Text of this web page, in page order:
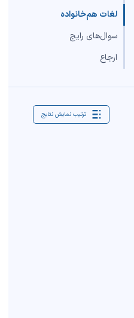
لغات هم‌خانواده
سوال‌های رایج
ارجاع
ترتیب نمایش نتایج